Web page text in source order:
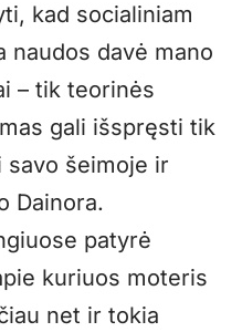
kad socialiniam
naudos davė mano
– tik teorinės
gali išspręsti tik
savo šeimoje ir
Dainora.
patyrė
kuriuos moteris
net ir tokia